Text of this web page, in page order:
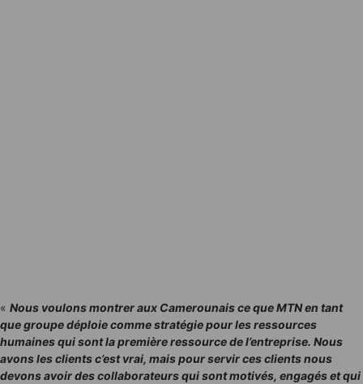
« Nous voulons montrer aux Camerounais ce que MTN en tant
que groupe déploie comme stratégie pour les ressources
humaines qui sont la première ressource de l’entreprise. Nous
avons les clients c’est vrai, mais pour servir ces clients nous
devons avoir des collaborateurs qui sont motivés, engagés et qui